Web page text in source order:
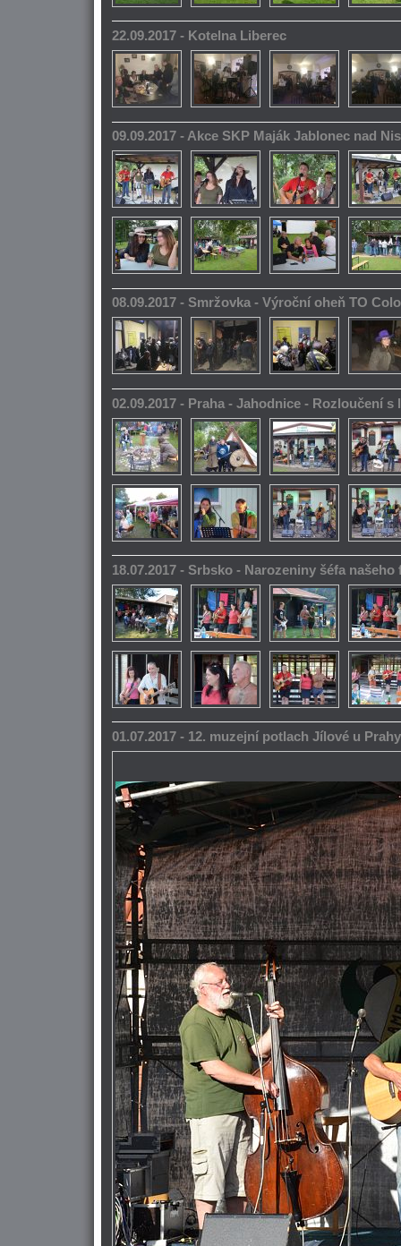
22.09.2017 - Kotelna Liberec
09.09.2017 - Akce SKP Maják Jablonec nad
08.09.2017 - Smržovka - Výroční oheň TO
02.09.2017 - Praha - Jahodnice - Rozloučení s
18.07.2017 - Srbsko - Narozeniny šéfa našeho
01.07.2017 - 12. muzejní potlach Jílové u Prahy